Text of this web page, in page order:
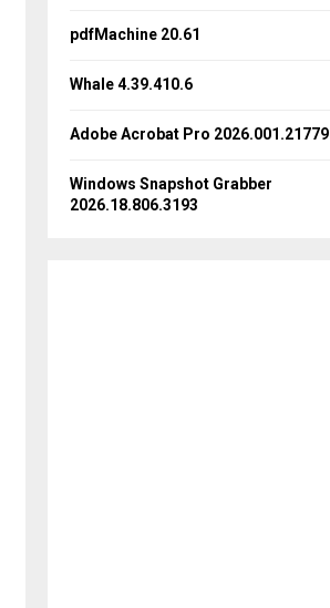
pdfMachine 20.61
Whale 4.39.410.6
Adobe Acrobat Pro 2026.001.21779
Windows Snapshot Grabber
2026.18.806.3193